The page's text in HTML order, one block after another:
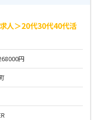
人＞20代30代40代活
円